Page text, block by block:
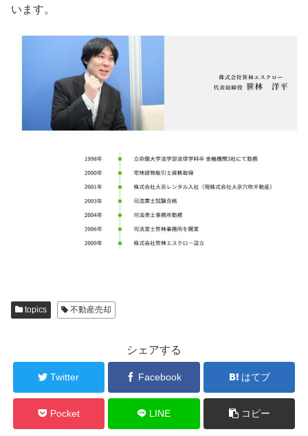
います。
topics 不動産売却
シェアする
Twitter Facebook はてブ
Pocket LINE コピー